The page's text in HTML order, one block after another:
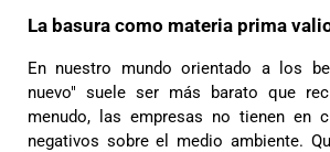
La basura como materia prima
En nuestro mundo orientado a los
nuevo" suele ser más barato que
menudo, las empresas no tienen en
negativos sobre el medio ambiente.